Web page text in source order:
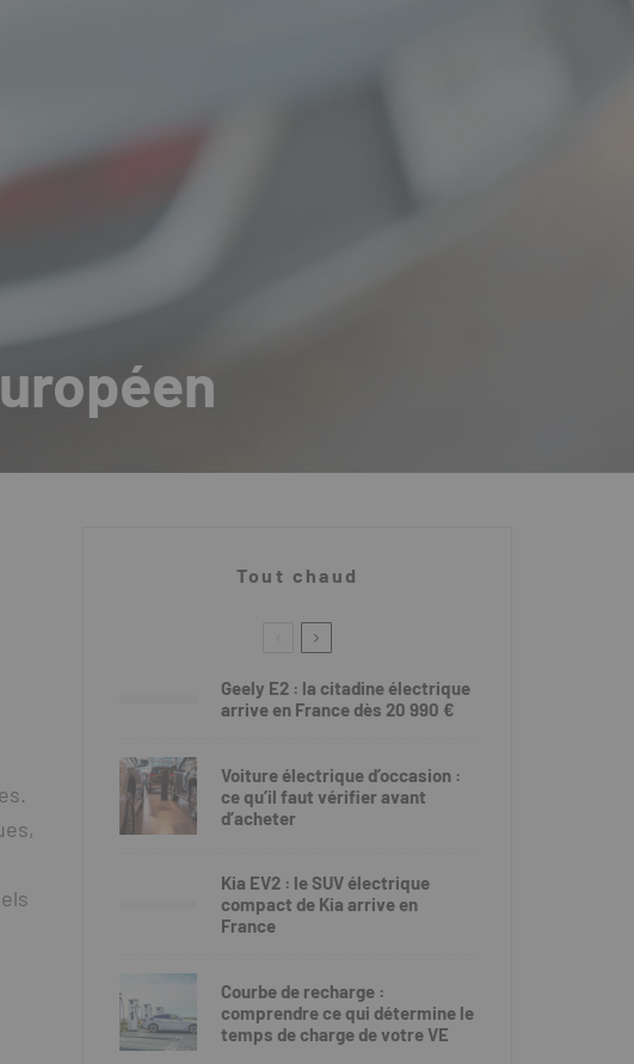
Tout chaud
Geely E2 : la citadine électrique
arrive en France dès 20 990 €
Voiture électrique d’occasion :
ce qu’il faut vérifier avant
d’acheter
Kia EV2 : le SUV électrique
compact de Kia arrive en
France
Courbe de recharge :
comprendre ce qui détermine le
temps de charge de votre VE